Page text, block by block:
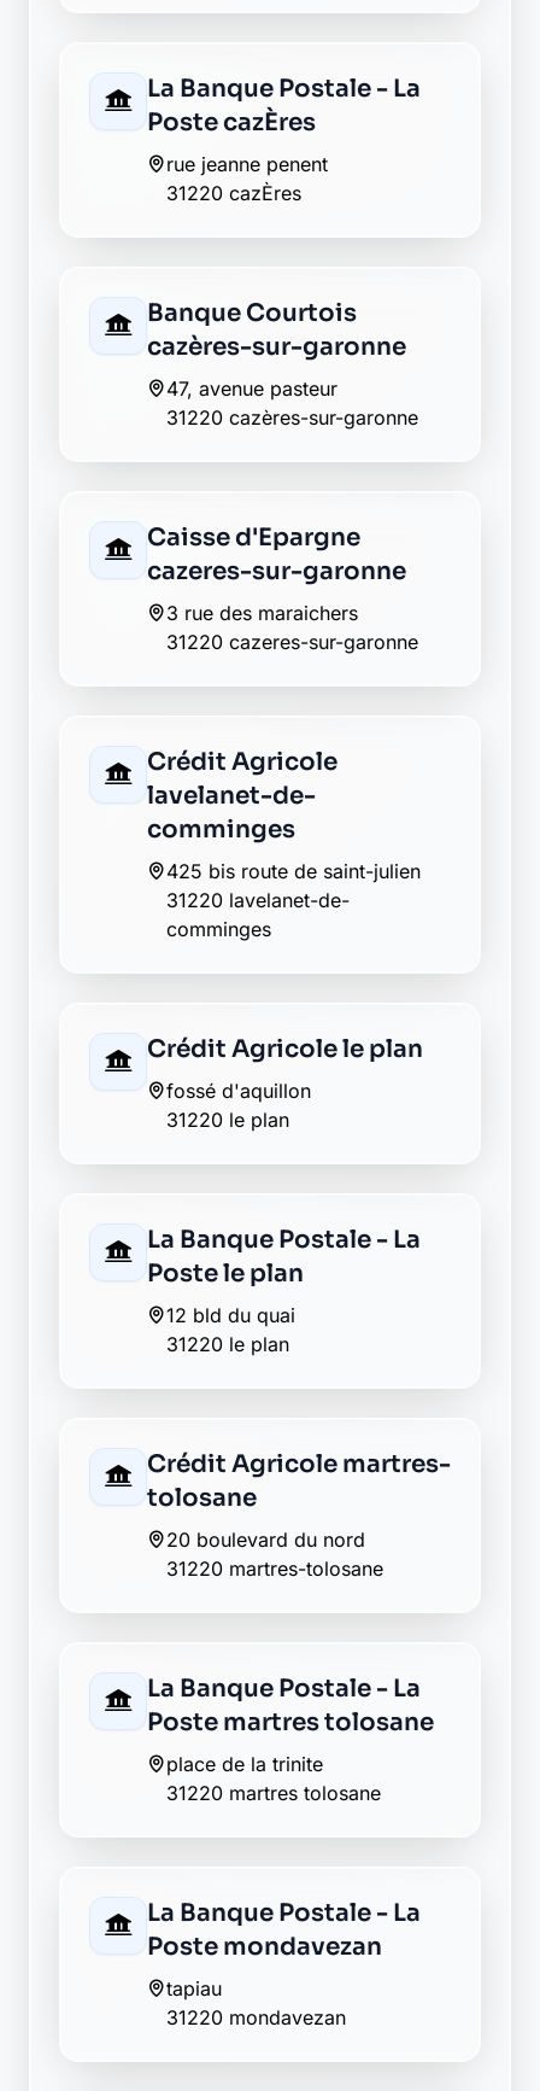
La Banque Postale - La
Poste cazÈres
rue jeanne penent
31220 cazÈres
Banque Courtois
cazères-sur-garonne
47, avenue pasteur
31220 cazères-sur-garonne
Caisse d'Epargne
cazeres-sur-garonne
3 rue des maraichers
31220 cazeres-sur-garonne
Crédit Agricole
lavelanet-de-
comminges
425 bis route de saint-julien
31220 lavelanet-de-
comminges
Crédit Agricole le plan
fossé d'aquillon
31220 le plan
La Banque Postale - La
Poste le plan
12 bld du quai
31220 le plan
Crédit Agricole martres-
tolosane
20 boulevard du nord
31220 martres-tolosane
La Banque Postale - La
Poste martres tolosane
place de la trinite
31220 martres tolosane
La Banque Postale - La
Poste mondavezan
tapiau
31220 mondavezan